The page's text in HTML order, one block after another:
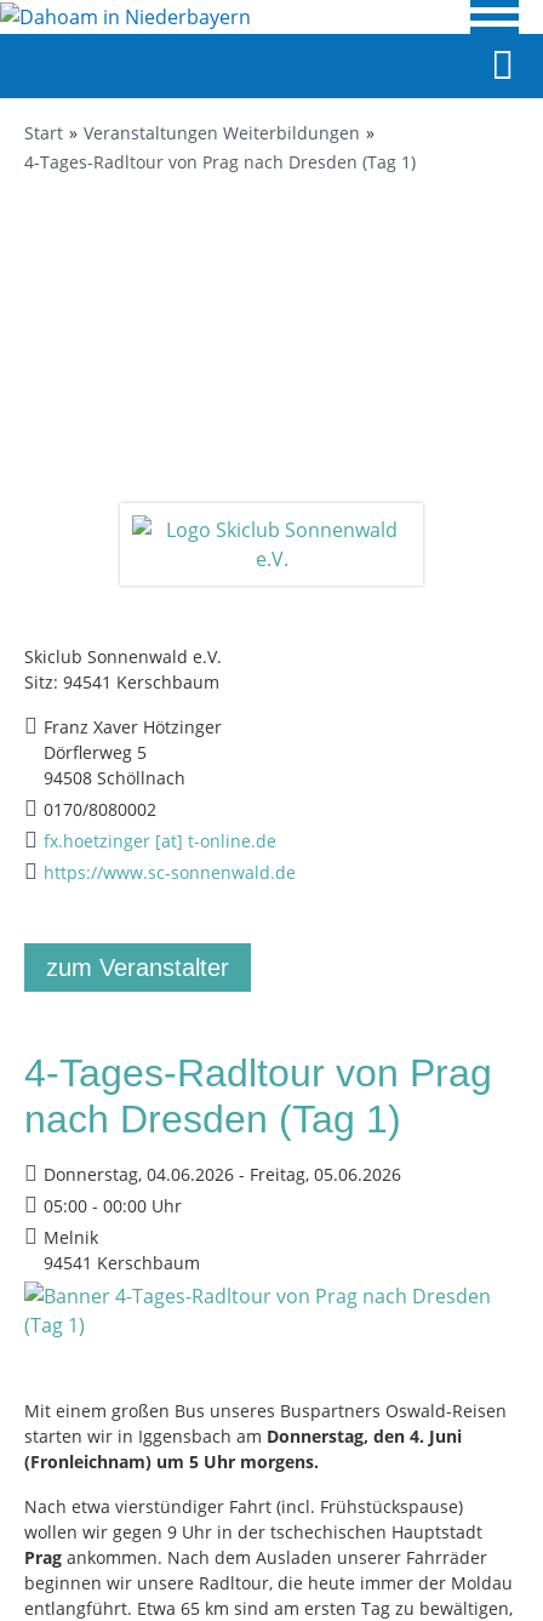
Start
Veranstaltungen Weiterbildungen
4-Tages-Radltour von Prag nach Dresden (Tag 1)
Skiclub Sonnenwald e.V.
Sitz: 94541 Kerschbaum
Franz Xaver Hötzinger
Dörflerweg 5
94508 Schöllnach
0170/8080002
fx.hoetzinger [at] t-online.de
https://www.sc-sonnenwald.de
zum Veranstalter
4-Tages-Radltour von Prag
nach Dresden (Tag 1)
Donnerstag, 04.06.2026 - Freitag, 05.06.2026
05:00 - 00:00 Uhr
Melnik
94541 Kerschbaum
Mit einem großen Bus unseres Buspartners Oswald-Reisen
starten wir in Iggensbach am Donnerstag, den 4. Juni
(Fronleichnam) um 5 Uhr morgens.
Nach etwa vierstündiger Fahrt (incl. Frühstückspause)
wollen wir gegen 9 Uhr in der tschechischen Hauptstadt
Prag ankommen. Nach dem Ausladen unserer Fahrräder
beginnen wir unsere Radltour, die heute immer der Moldau
entlangführt. Etwa 65 km sind am ersten Tag zu bewältigen,